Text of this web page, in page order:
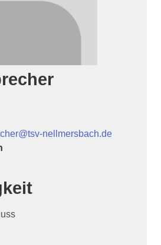
nellmersbach.de